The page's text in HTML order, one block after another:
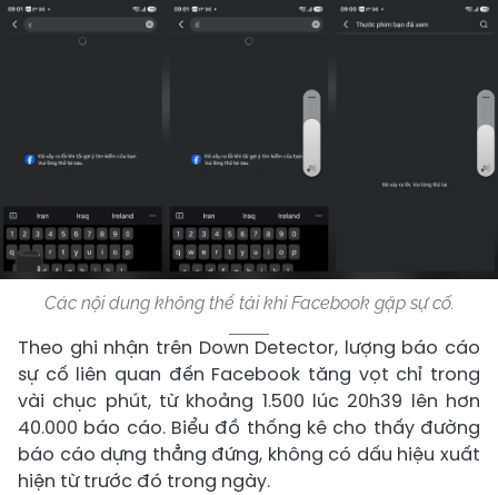
Các nội dung không thể tải khi Facebook gặp sự cố.
Theo ghi nhận trên Down Detector, lượng báo cáo
sự cố liên quan đến Facebook tăng vọt chỉ trong
vài chục phút, từ khoảng 1.500 lúc 20h39 lên hơn
40.000 báo cáo. Biểu đồ thống kê cho thấy đường
báo cáo dựng thẳng đứng, không có dấu hiệu xuất
hiện từ trước đó trong ngày.